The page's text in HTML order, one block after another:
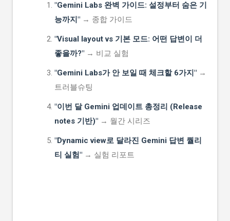
"Gemini Labs 완벽 가이드: 설정부터 숨은 기
능까지" → 종합 가이드
"Visual layout vs 기본 모드: 어떤 답변이 더
좋을까?" → 비교 실험
"Gemini Labs가 안 보일 때 체크할 6가지" →
트러블슈팅
"이번 달 Gemini 업데이트 총정리 (Release
notes 기반)" → 월간 시리즈
"Dynamic view로 달라진 Gemini 답변 퀄리
티 실험" → 실험 리포트